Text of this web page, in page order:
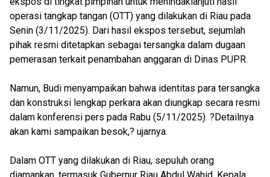
operasi tangkap tangan (OTT) yang dilakukan di Riau pada
Senin (3/11/2025). Dari hasil ekspos tersebut, sejumlah
pihak resmi ditetapkan sebagai tersangka dalam dugaan
pemerasan terkait penambahan anggaran di Dinas PUPR.
Namun, Budi menyampaikan bahwa identitas para tersangka
dan konstruksi lengkap perkara akan diungkap secara resmi
dalam konferensi pers pada Rabu (5/11/2025). ?Detailnya
akan kami sampaikan besok,? ujarnya.
Dalam OTT yang dilakukan di Riau, sepuluh orang